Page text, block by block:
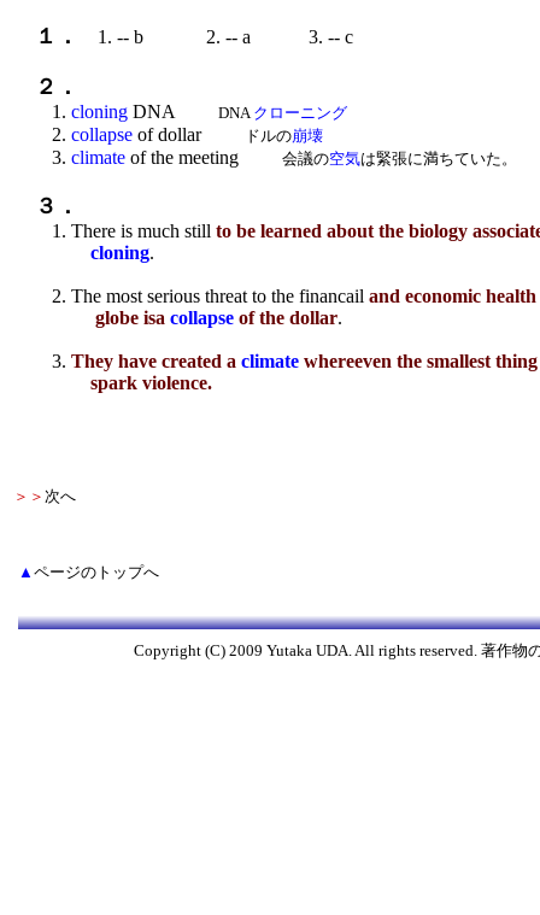
１． 1. -- b 2. -- a 3. -- c
２．
1. cloning DNA DNAクローニング
2. collapse of dollar ドルの崩壊
3. climate of the meeting 会議の空気は緊張に満ちていた。
３．
1. There is much still to be learned about the biology
cloning.
2. The most serious threat to the financail and economic
globe isa collapse of the dollar.
3. They have created a climate whereeven the smallest
spark violence.
＞＞ 次へ
▲ ページのトップへ
Copyright (C) 2009 Yutaka UDA. All rights reserved. 著作